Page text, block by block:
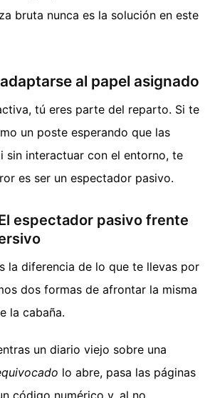
bruta nunca es la solución en este
al papel asignado
tú eres parte del reparto. Si te
un poste esperando que las
sin interactuar con el entorno, te
es ser un espectador pasivo.
espectador pasivo frente
la diferencia de lo que te llevas por
dos formas de afrontar la misma
la cabaña.
un diario viejo sobre una
lo abre, pasa las páginas